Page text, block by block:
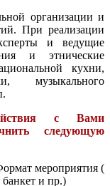
организации и
При реализации
и ведущие
и этнические
кухни,
музыкального
с Вами
следующую
мероприятия (
банкет и пр.)